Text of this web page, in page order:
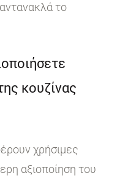
το
κουζίνας
χρήσιμες
αξιοποίηση του